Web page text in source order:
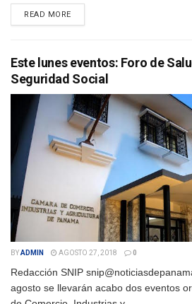
READ MOREDETAILS
Este lunes eventos: Foro de
Seguridad Social
BYADMIN AGOSTO 27, 2018 0
Redacción SNIP
agosto se llevarán acabo dos eventos